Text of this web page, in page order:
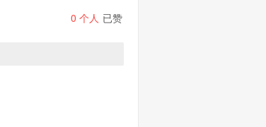
0 个人 已赞